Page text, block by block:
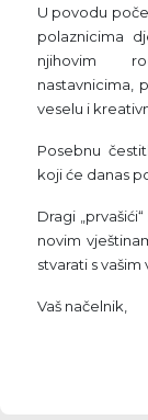
U povodu
polaznicima
njihovim
nastavnicima,
veselu i
Posebnu
koji će danas
Dragi
novim
stvarati s vašim
Vaš načelnik,
Siniša